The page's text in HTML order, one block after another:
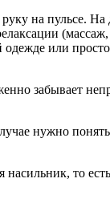
на пульсе.
или
за­бывает
нужно
то